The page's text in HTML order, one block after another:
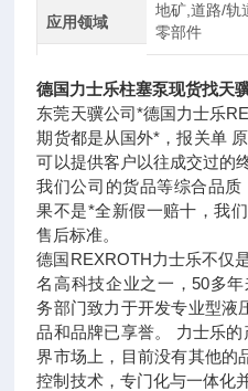
应用领域
地矿,道路/轨
零部件
德国力士乐柱塞泵现货找天
东莞天骥公司*德国力士乐
期货都是从国外*，报关单
可以提供客户以往成交过的
我们公司的货品等综合品
果不是*全新假一赔十，我
售后标准。
德国REXROTH力士乐不仅
名高科技企业之一，50多
务部门致力于开发专业型液
品和品牌已享誉。 力士乐
界市场上，目前没有其他的
控制技术，专门化与一体化